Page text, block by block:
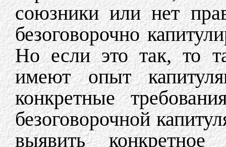
союзники или нет
безоговорочно
Но если это так, то
имеют опыт
конкретные
безоговорочной
выявить конкретное